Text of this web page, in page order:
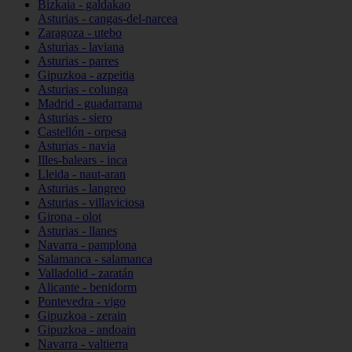
Bizkaia - galdakao
Asturias - cangas-del-narcea
Zaragoza - utebo
Asturias - laviana
Asturias - parres
Gipuzkoa - azpeitia
Asturias - colunga
Madrid - guadarrama
Asturias - siero
Castellón - orpesa
Asturias - navia
Illes-balears - inca
Lleida - naut-aran
Asturias - langreo
Asturias - villaviciosa
Girona - olot
Asturias - llanes
Navarra - pamplona
Salamanca - salamanca
Valladolid - zaratán
Alicante - benidorm
Pontevedra - vigo
Gipuzkoa - zerain
Gipuzkoa - andoain
Navarra - valtierra